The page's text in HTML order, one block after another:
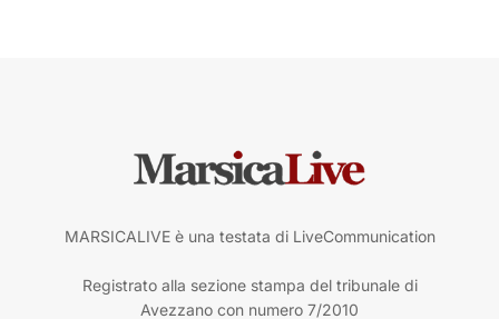
MARSICALIVE è una testata di LiveCommunication
Registrato alla sezione stampa del tribunale di
Avezzano con numero 7/2010